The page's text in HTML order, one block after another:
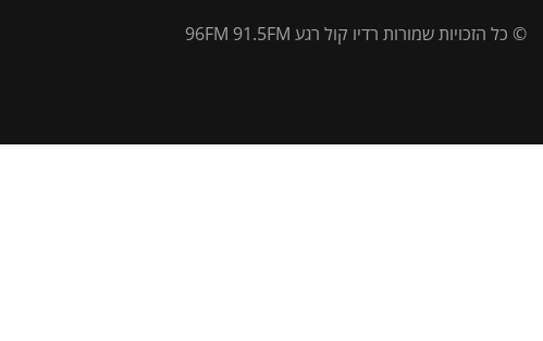
© כל הזכויות שמורות רדיו קול רגע 96FM 91.5FM